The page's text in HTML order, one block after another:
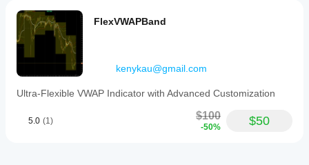
标应
用于
不同
的交
易品
种和
周
以了
我
应
该
指
标
数
FlexVWAPBand
kenykau@gmail.com
Ultra-Flexible VWAP Indicator with Advanced Customization
5.0 (1) $100
-50% $50